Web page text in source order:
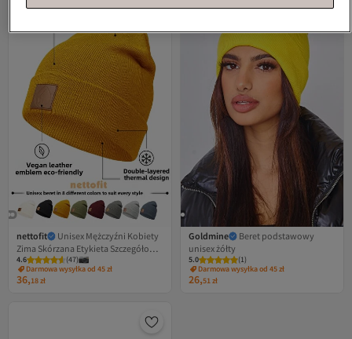
nettofit
Unisex Mężczyźni Kobiety
Zima Skórzana Etykieta Szczegółowa
Miękka Musztardowa Wełniana
Czapka Beanie
4.6 (47)
Darmowa wysyłka od 45 zł
36,18zł
Goldmine
Beret podstawowy
unisex żółty
5.0 (1)
Darmowa wysyłka od 45 zł
26,51zł